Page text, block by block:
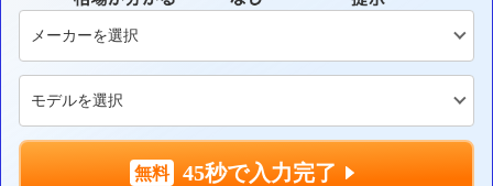
45秒で入力完了